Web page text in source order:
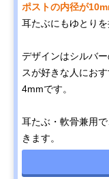
ポストの内径が
耳たぶにもゆとり
デザインはシルバ
スが好きな人にお
4mmです。
耳たぶ・軟骨兼用
きます。